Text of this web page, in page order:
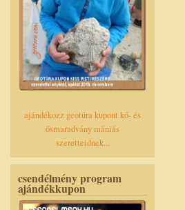
ajándékozz geotúra kupont kő- és
ősmaradvány mániás
szeretteidnek...
csendélmény program
ajándékkupon